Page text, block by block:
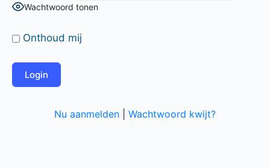
Wachtwoord tonen
Onthoud mij
Nu aanmelden Wachtwoord kwijt?